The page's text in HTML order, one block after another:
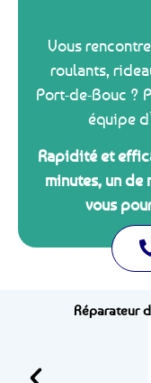
Vous
roulants,
Port-de-Bouc ?
équipe
Rapidité et
minutes, un de
vous
Réparateur